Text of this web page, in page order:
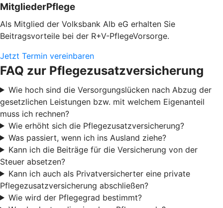
MitgliederPflege
Als Mitglied der Volksbank Alb eG erhalten Sie
Beitragsvorteile bei der R+V-PflegeVorsorge.
Jetzt Termin vereinbaren
FAQ zur Pflegezusatzversicherung
Wie hoch sind die Versorgungslücken nach Abzug der
gesetzlichen Leistungen bzw. mit welchem Eigenanteil
muss ich rechnen?
Wie erhöht sich die Pflegezusatzversicherung?
Was passiert, wenn ich ins Ausland ziehe?
Kann ich die Beiträge für die Versicherung von der
Steuer absetzen?
Kann ich auch als Privatversicherter eine private
Pflegezusatzversicherung abschließen?
Wie wird der Pflegegrad bestimmt?